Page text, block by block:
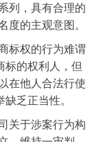
列，具有合理的
度的主观意图。
标权的行为难谓
标的权利人，但
在他人合法行使
乏正当性。
关于涉案行为构